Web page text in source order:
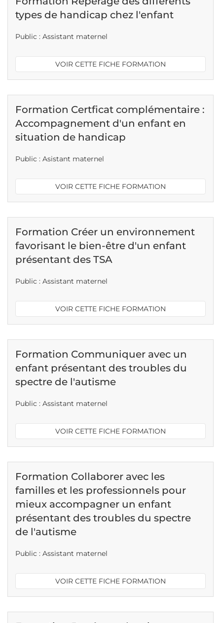
types de handicap chez l'enfant
Public : Assistant maternel
VOIR CETTE FICHE FORMATION
Formation Certficat complémentaire :
Accompagnement d'un enfant en
situation de handicap
Public : Asistant maternel
VOIR CETTE FICHE FORMATION
Formation Créer un environnement
favorisant le bien-être d'un enfant
présentant des TSA
Public : Assistant maternel
VOIR CETTE FICHE FORMATION
Formation Communiquer avec un
enfant présentant des troubles du
spectre de l'autisme
Public : Assistant maternel
VOIR CETTE FICHE FORMATION
Formation Collaborer avec les
familles et les professionnels pour
mieux accompagner un enfant
présentant des troubles du spectre
de l'autisme
Public : Assistant maternel
VOIR CETTE FICHE FORMATION